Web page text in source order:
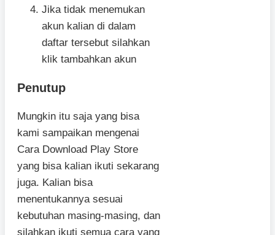
Jika tidak menemukan
akun kalian di dalam
daftar tersebut silahkan
klik tambahkan akun
Penutup
Mungkin itu saja yang bisa
kami sampaikan mengenai
Cara Download Play Store
yang bisa kalian ikuti sekarang
juga. Kalian bisa
menentukannya sesuai
kebutuhan masing-masing, dan
silahkan ikuti semua cara yang